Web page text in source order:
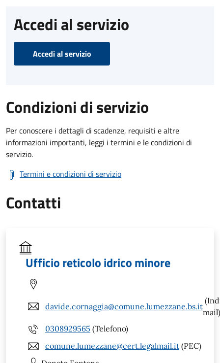
Accedi al servizio
Accedi al servizio
Condizioni di servizio
Per conoscere i dettagli di scadenze, requisiti e altre
informazioni importanti, leggi i termini e le condizioni di
servizio.
Termini e condizioni di servizio
Contatti
Ufficio reticolo idrico minore
davide.cornaggia@comune.lumezzane.bs.it
mail)
0308929565 (Telefono)
comune.lumezzane@cert.legalmail.it (PEC)